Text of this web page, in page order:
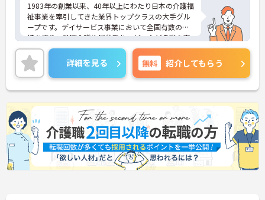
1983年の創業以来、40年以上にわたり日本の介護福
祉事業を牽引してきた業界トップクラスの大手グル
ープです。デイサービス事業において全国有数の規
模を誇り、訪問介護や居住系サービスなど多彩な事
業を展開することで、地域のあらゆるニーズにワン
ストップで応える体制を確立しています。ダイバー
シティ経営を積極的に推進し、多様な人材が能力を
発揮できる職場環境の構築に注力している点も大き
な特色です。また、大規模災害を見据えたBCP（事
業継続計画）の策定や独自の感染症対策ガイドライ
ンの運用など、お客様と従業員の双方を守るリスク
マネジメントも徹底されています。今後は、ご家族
がオンラインで情報を確認できるシステムや、AIを
活用した相談サービスの導入など、IT技術を積極的
に取り入れ、在宅生活の質の向上と従業員の業務効
率化を両立する次世代型の介護サービスを追求して
詳細を見る 無料 紹介してもらう